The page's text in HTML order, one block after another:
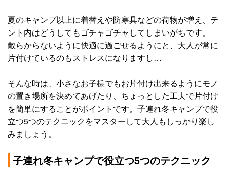
夏のキャンプ以上に着替えや防寒具などの荷物が増え、テ
ント内はどうしてもゴチャゴチャしてしまいがちです。
散らからないように快適に過ごせるようにと、大人が常に
片付けているのもストレスになりますし…
そんな時は、小さなお子様でもお片付け出来るようにモノ
の置き場所を決めてあげたり、ちょっとした工夫で片付け
を簡単にすることがポイントです。子連れ冬キャンプで役
立つ5つのテクニックをマスターして大人もしっかり楽し
みましょう。
子連れ冬キャンプで役立つ5つのテクニック